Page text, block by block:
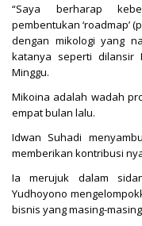
“Saya berharap
pembentukan ‘roadmap’
dengan mikologi yang
katanya seperti dilansir
Minggu.
Mikoina adalah wadah
empat bulan lalu.
Idwan Suhadi
memberikan kontribusi
Ia merujuk dalam
Yudhoyono
bisnis yang masing-